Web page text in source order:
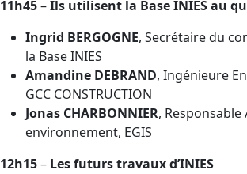
11h45–Ils utilisent la Base INIES au
Ingrid BERGOGNE, Secrétaire du
la Base INIES
Amandine DEBRAND, Ingénieure
GCC CONSTRUCTION
Jonas CHARBONNIER, Responsable
environnement, EGIS
12h15– Les futurs travaux d’INIES